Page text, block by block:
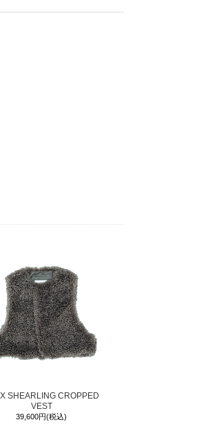
SHEARLING CROPPED
VEST
39,600円(税込)